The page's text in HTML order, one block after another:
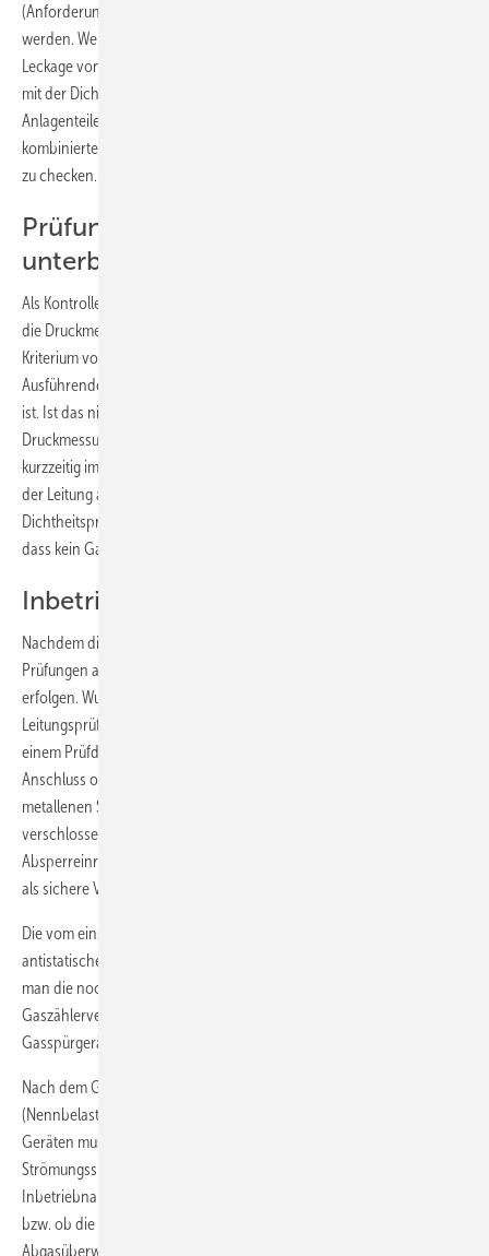
(Anforderung: mindestens unbeschränkt gebrauchsfähig) unterzogen
werden. Werden Niederdruck-Gasleitungen repariert, um eine
Leckage von 1 l/h oder mehr zu beseitigen, sind diese abschließend
mit der Dichtheitsprüfung (Anforderung: dicht) zu prüfen. Die alten
Anlagenteile von Mitteldruck-Gasleitungen sind mit einer
kombinierten Belas­tungs- und Dichtheitsprüfung (Anforderung: dicht)
zu checken.
Prüfung kurzzeitig im Betrieb ­
unterbrochener Gasleitungen
Als Kontrolle im Rahmen einer kurzzeitigen Betriebsunterbrechung ist
die Druckmessung vorgesehen. Sie ist aber nur dann als einziges
Kriterium vor dem Gaseinlassen ausreichend, wenn dem
Ausführenden der aktuelle Zustand der Leitungsanschlüsse bekannt
ist. Ist das nicht der Fall, sollte man sich vor Ausführung der
Druckmessung vom Zustand der Anschlüsse überzeugen. Da man bei
kurzzeitig im Betrieb unterbrochenen Gasleitungen keine Arbeiten an
der Leitung ausführt, ist keine Gebrauchsfähigkeitsprüfung bzw.
Dichtheitsprüfung vorgesehen. Die Druckmessung muss anzeigen,
dass kein Gas unkontrolliert aus der Leitung austreten kann.
Inbetriebnahme von Gasleitungen
Nachdem die Leitungen optisch begutachtet und die erforderlichen
Prüfungen ausgeführt sind, kann die Inbetriebnahme der Installa­tion
erfolgen. Wurde nicht unmittelbar vor dem Gaseinlassen eine
Leitungsprüfung ausgeführt, muss durch eine Druckmessung mit
einem Prüfdruck von maximal 50 mbar festgestellt werden, ob kein
Anschluss offen ist. Unbenutzte Leitungsanschlüsse müssen mit
metallenen Stopfen, Kappen oder Blindflanschen gasdicht
verschlossen und Gasgeräte müssen installiert sein.
Absperreinrichtungen, ausgenommen Gassteckdosen, gelten nicht
als sichere Verschlüsse.
Die vom einströmenden Gas verdrängte Luft wird über einen
antistatischen Schlauch ins Freie geleitet. Anschließend kontrolliert
man die noch nicht geprüften Verbindungsstellen, wie
Gaszählerverschraubungen und Geräteanschlussleitungen, mit einem
Gasspürgerät oder mit Prüfschaum („Schlussprüfung“).
Nach dem Gaseinlassen ist an allen Gasgeräten die Geräteeinstellung
(Nennbelastung, Nennleistung) zu überprüfen. Bei B
Geräten muss man außerdem kontrollieren, ob an der
Strömungssicherung, bei geschlossenen Fenstern und Türen, nach
Inbetriebnahme keine Abgase austreten (Taupunktspiegelkontrolle),
bzw. ob die Abgase einwandfrei abziehen. Ferner muss die
Abgasüberwachungseinrichtung auf Funktion geprüft werden. Dazu